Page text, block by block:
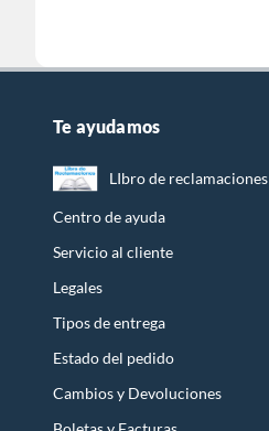
Te ayudamos
LIbro de reclamaciones
Centro de ayuda
Servicio al cliente
Legales
Tipos de entrega
Estado del pedido
Cambios y Devoluciones